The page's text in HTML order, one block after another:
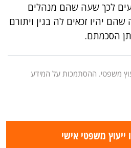
לכך שעה שהם מנהלים
יהיו זכאים לה בגין ויתורם
הסכמתם.
משפטי. ההסתמכות על המידע
ייעוץ משפטי אישי